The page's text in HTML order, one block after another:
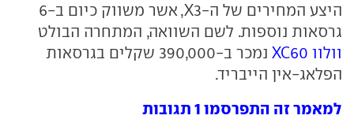
היצע המחירים של ה-X3, אשר משווק כיום ב-6
גרסאות נוספות. לשם השוואה, המתחרה הבולט
וולוו XC60
נמכר ב-390,000 שקלים בגרסאות
הפלאג-אין הייבריד.
למאמר זה התפרסמו 1 תגובות